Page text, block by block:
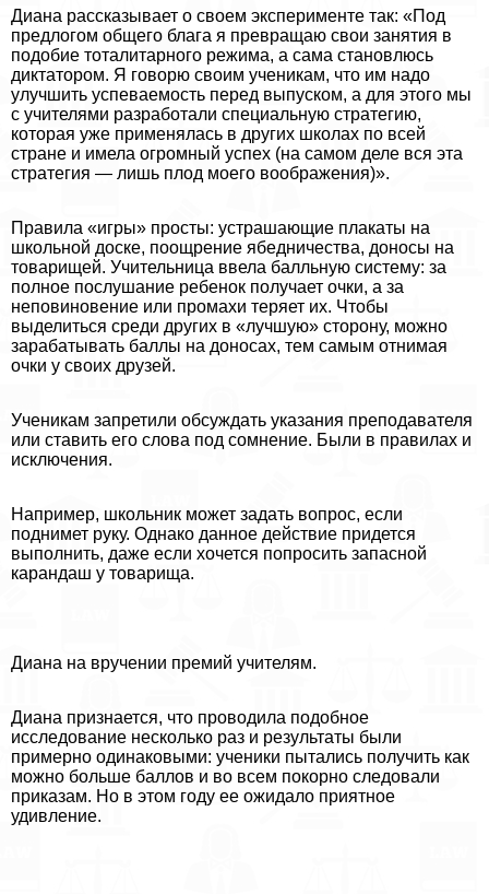
Диана рассказывает о своем эксперименте так: «Под
предлогом общего блага я превращаю свои занятия в
подобие тоталитарного режима, а сама становлюсь
диктатором. Я говорю своим ученикам, что им надо
улучшить успеваемость перед выпуском, а для этого мы
с учителями разработали специальную стратегию,
которая уже применялась в других школах по всей
стране и имела огромный успех (на самом деле вся эта
стратегия — лишь плод моего воображения)».
Правила «игры» просты: устрашающие плакаты на
школьной доске, поощрение ябедничества, доносы на
товарищей. Учительница ввела балльную систему: за
полное послушание ребенок получает очки, а за
неповиновение или промахи теряет их. Чтобы
выделиться среди других в «лучшую» сторону, можно
заpaбатывать баллы на доносах, тем самым отнимая
очки у своих друзей.
Ученикам запретили обсуждать указания преподавателя
или ставить его слова под сомнение. Были в правилах и
исключения.
Например, школьник может задать вопрос, если
поднимет руку. Однако данное действие придется
выполнить, даже если хочется попросить запасной
карандаш у товарища.
Диана на вручении премий учителям.
Диана признается, что проводила подобное
исследование несколько раз и результаты были
примерно одинаковыми: ученики пытались получить как
можно больше баллов и во всем покорно следовали
приказам. Но в этом году ее ожидало приятное
удивление.